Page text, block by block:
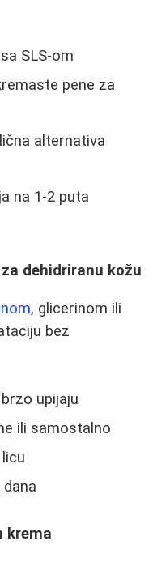
SLS-om
pene za
alternativa
na 1-2 puta
dehidriranu kožu
, glicerinom ili
bez
upijaju
ili samostalno
krema